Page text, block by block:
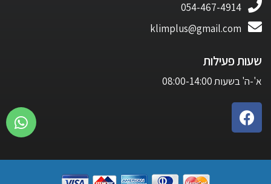
054-467-4914
klimplus@gmail.com
שעות פעילות
א'-ה' בשעות 08:00-14:00